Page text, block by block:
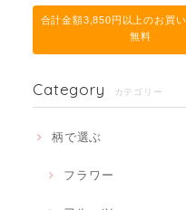
合計金額3,850円以上のお買
無料
Category カテゴリー
柄で選ぶ
フラワー